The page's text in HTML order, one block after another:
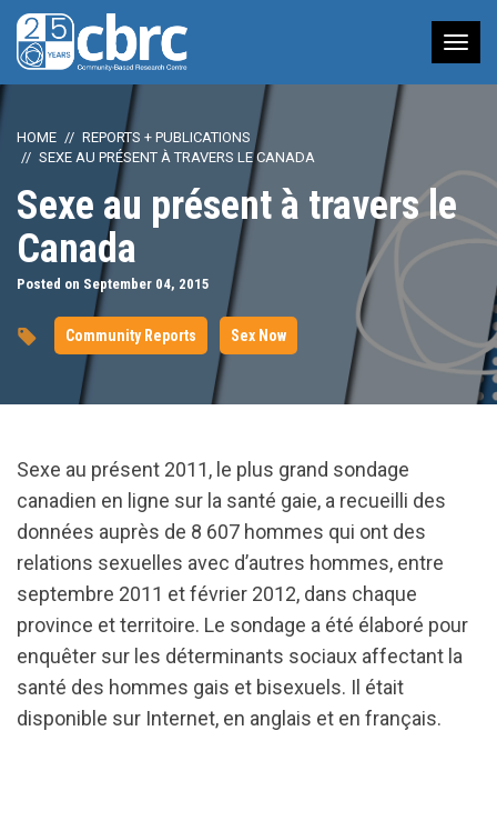
HOME
REPORTS + PUBLICATIONS
SEXE AU PRÉSENT À TRAVERS LE CANADA
Sexe au présent à travers le
Canada
Posted on September 04, 2015
Community Reports Sex Now
Sexe au présent 2011, le plus grand sondage
canadien en ligne sur la santé gaie, a recueilli des
données auprès de 8 607 hommes qui ont des
relations sexuelles avec d’autres hommes, entre
septembre 2011 et février 2012, dans chaque
province et territoire. Le sondage a été élaboré pour
enquêter sur les déterminants sociaux affectant la
santé des hommes gais et bisexuels. Il était
disponible sur Internet, en anglais et en français.